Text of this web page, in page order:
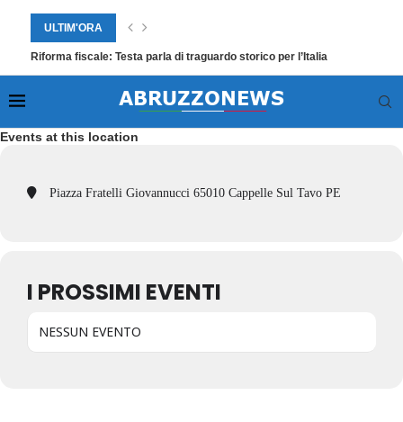
ULTIM'ORA
Riforma fiscale: Testa parla di traguardo storico per l’Italia
Events at this location
Piazza Fratelli Giovannucci 65010 Cappelle Sul Tavo PE
I PROSSIMI EVENTI
NESSUN EVENTO